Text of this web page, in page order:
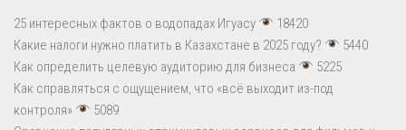
25 интересных фактов о водопадах Игуасу
18420
Какие налоги нужно платить в Казахстане в 2025 году?
5440
Как определить целевую аудиторию для бизнеса
5225
Как справляться с ощущением, что «всё выходит из-под
контроля»
5089